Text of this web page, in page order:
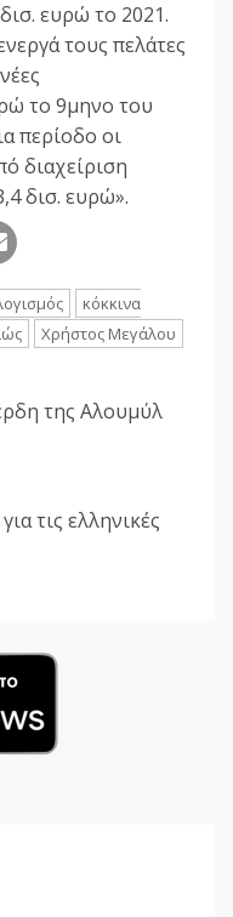
ευρώ το 2021.
τους πελάτες
το 9μηνο του
περίοδο οι
διαχείριση
δισ. ευρώ».
κόκκινα
Χρήστος Μεγάλου
της Αλουμύλ
τις ελληνικές